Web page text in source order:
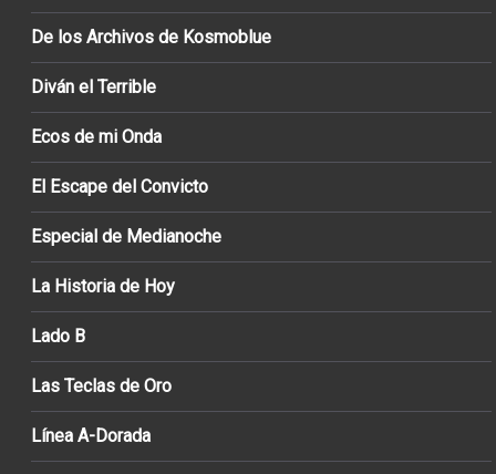
De los Archivos de Kosmoblue
Diván el Terrible
Ecos de mi Onda
El Escape del Convicto
Especial de Medianoche
La Historia de Hoy
Lado B
Las Teclas de Oro
Línea A-Dorada